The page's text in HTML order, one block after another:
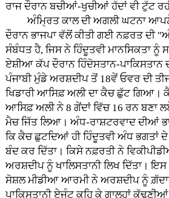
ਰਾਜ ਦੌਰਾਨ ਬਚੀਆਂ-ਖੁਚੀਆਂ ਹੱਦਾਂ ਵੀ ਟੁੱਟ
ਅੰਮ੍ਰਿਤ ਕਾਲ ਦੀ ਅਗਲੀ ਘਟਨਾ ਆਪਣੇ
ਦੌਰਾਨ ਭਾਜਪਾ ਵੱਲੋਂ ਕੀਤੀ ਗਈ ਨਫ਼ਰਤ ਦੀ
ਸੰਬੰਧਤ ਹੈ, ਜਿਸ ਨੇ ਹਿੰਦੂਤਵੀ ਮਾਨਸਿਕਤਾ ਨੂੰ
ਏਸ਼ੀਆ ਕੱਪ ਦੌਰਾਨ ਹਿੰਦੋਸਤਾਨ-ਪਾਕਿਸਤਾਨ
ਪੰਜਾਬੀ ਮੁੰਡੇ ਅਰਸ਼ਦੀਪ ਤੋਂ 18ਵੇਂ ਓਵਰ ਦੀ
ਖਿਡਾਰੀ ਆਸਿਫ਼ ਅਲੀ ਦਾ ਕੈਚ ਛੁੱਟ ਗਿਆ।
ਆਸਿਫ਼ ਅਲੀ ਨੇ 8 ਗੇਂਦਾਂ ਵਿੱਚ 16 ਰਨ ਬਣਾ
ਮੈਚ ਜਿੱਤ ਲਿਆ। ਅੰਧ-ਰਾਸ਼ਟਰਵਾਦ ਦੀਆਂ
ਕਿ ਕੈਚ ਛੁਟਦਿਆਂ ਹੀ ਹਿੰਦੂਤਵੀ ਅੰਧ ਭਗਤਾਂ ਦੇ
ਬੰਦ ਕਰ ਦਿੱਤਾ। ਕਿਸੇ ਨਫ਼ਰਤੀ ਨੇ
ਅਰਸ਼ਦੀਪ ਨੂੰ ਖਾਲਿਸਤਾਨੀ ਲਿਖ ਦਿੱਤਾ। ਇਸ
ਸੋਸ਼ਲ ਮੀਡੀਆ ਆਰਮੀ ਨੇ ਅਰਸ਼ਦੀਪ ਨੂੰ
ਪਾਕਿਸਤਾਨੀ ਏਜੰਟ ਕਹਿ ਕੇ ਗਾਲ੍ਹਾਂ